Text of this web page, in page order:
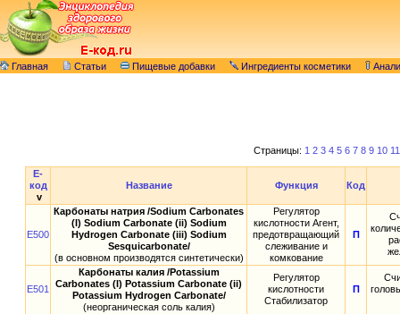
Главная Статьи Пищевые добавки Ингредиенты косметики
Страницы: 1 2 3 4 5 6 7 8 9 10 11
E-
код
v
Название Функция Код
E500
Карбонаты натрия /Sodium Carbonates
(I) Sodium Carbonate (ii) Sodium
Hydrogen Carbonate (iii) Sodium
Sesquicarbonate/
(в основном производятся синтетически)
Регулятор
кислотности Агент,
предотвращающий
слеживание и
комкование
П
E501
Карбонаты калия /Potassium
Carbonates (I) Potassium Carbonate (ii)
Potassium Hydrogen Carbonate/
(неорганическая соль калия)
Регулятор
кислотности
Стабилизатор
П